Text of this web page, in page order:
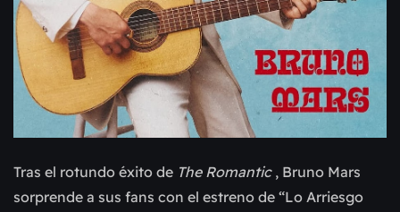
Tras el rotundo éxito de The Romantic, Bruno Mars
sorprende a sus fans con el estreno de “Lo Arriesgo